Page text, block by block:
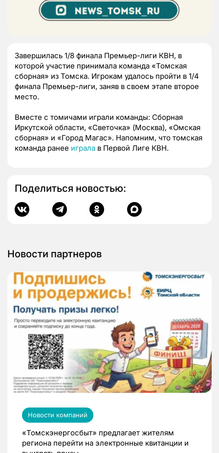
Завершилась 1/8 финала Премьер-лиги КВН, в
которой участие принимала команда «Томская
сборная» из Томска. Игрокам удалось пройти в 1/4
финала Премьер-лиги, заняв в своем этапе второе
место.
Вместе с томичами играли команды: Сборная
Иркутской области, «Светочка» (Москва), «Омская
сборная» и «Город Магас». Напомним, что томская
команда ранее играла в Первой Лиге КВН.
Поделиться новостью:
Новости партнеров
Новости компаний
«Томскэнергосбыт» предлагает жителям
региона перейти на электронные квитанции и